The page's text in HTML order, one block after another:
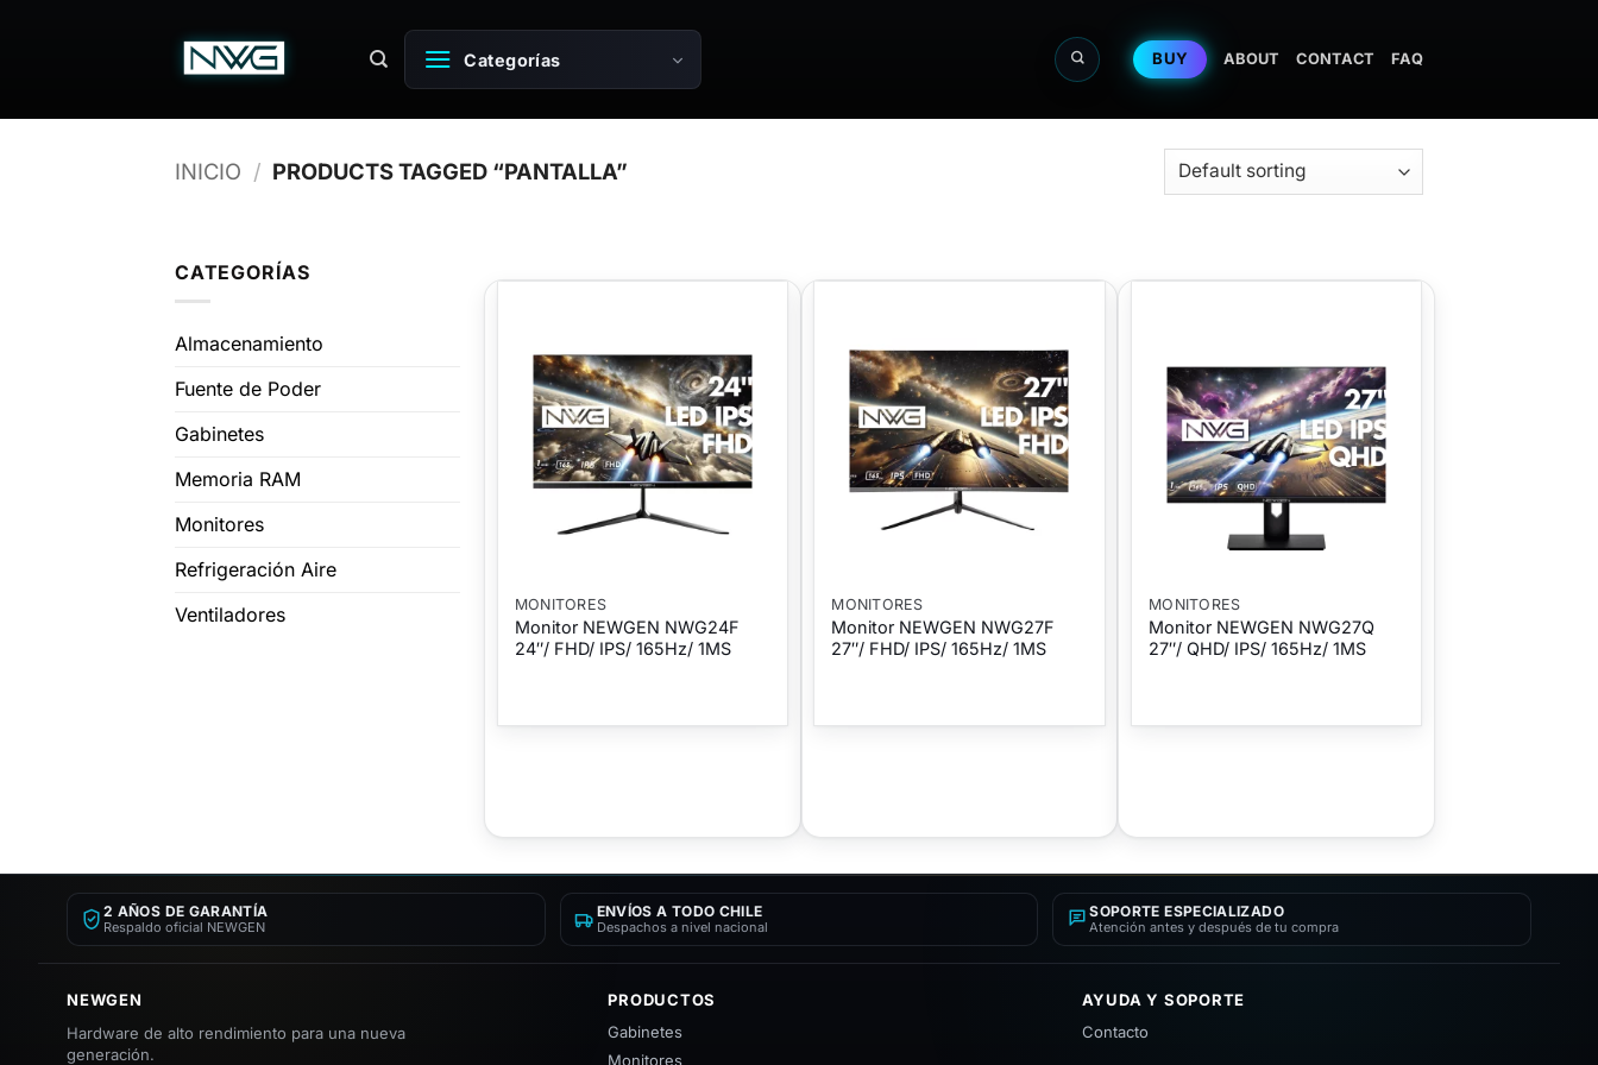
Categorías BUY ABOUT CONTACT FAQ
INICIO / PRODUCTS TAGGED “PANTALLA”
CATEGORÍAS
Almacenamiento
Fuente de Poder
Gabinetes
Memoria RAM
Monitores
Refrigeración Aire
Ventiladores
MONITORES
Monitor NEWGEN NWG24F
24″/ FHD/ IPS/ 165Hz/ 1MS
MONITORES
Monitor NEWGEN NWG27F
27″/ FHD/ IPS/ 165Hz/ 1MS
MONITORES
Monitor NEWGEN NWG27Q
27″/ QHD/ IPS/ 165Hz/ 1MS
2 AÑOS DE GARANTÍA
Respaldo oficial NEWGEN
ENVÍOS A TODO CHILE
Despachos a nivel nacional
SOPORTE ESPECIALIZADO
Atención antes y después de tu compra
NEWGEN
Hardware de alto rendimiento para una nueva
generación.
PRODUCTOS
Gabinetes
Monitores
AYUDA Y SOPORTE
Contacto